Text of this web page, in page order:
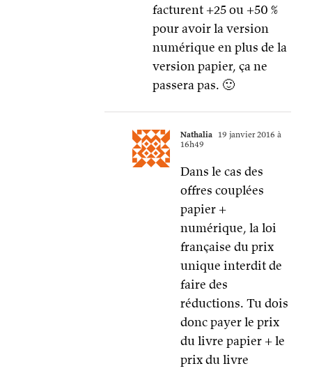
facturent +25 ou +50 %
pour avoir la version
numérique en plus de la
version papier, ça ne
passera pas. 🙂
Nathalia 19 janvier 2016 à
16h49
Dans le cas des
offres couplées
papier +
numérique, la loi
française du prix
unique interdit de
faire des
réductions. Tu dois
donc payer le prix
du livre papier + le
prix du livre